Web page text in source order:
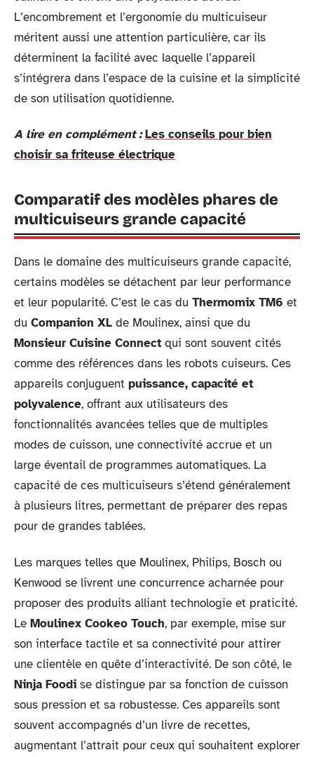
L’encombrement et l’ergonomie du multicuiseur
méritent aussi une attention particulière, car ils
déterminent la facilité avec laquelle l’appareil
s’intégrera dans l’espace de la cuisine et la simplicité
de son utilisation quotidienne.
A lire en complément : Les conseils pour bien
choisir sa friteuse électrique
Comparatif des modèles phares de
multicuiseurs grande capacité
Dans le domaine des multicuiseurs grande capacité,
certains modèles se détachent par leur performance
et leur popularité. C’est le cas du Thermomix TM6 et
du Companion XL de Moulinex, ainsi que du
Monsieur Cuisine Connect qui sont souvent cités
comme des références dans les robots cuiseurs. Ces
appareils conjuguent puissance, capacité et
polyvalence, offrant aux utilisateurs des
fonctionnalités avancées telles que de multiples
modes de cuisson, une connectivité accrue et un
large éventail de programmes automatiques. La
capacité de ces multicuiseurs s’étend généralement
à plusieurs litres, permettant de préparer des repas
pour de grandes tablées.
Les marques telles que Moulinex, Philips, Bosch ou
Kenwood se livrent une concurrence acharnée pour
proposer des produits alliant technologie et praticité.
Le Moulinex Cookeo Touch, par exemple, mise sur
son interface tactile et sa connectivité pour attirer
une clientèle en quête d’interactivité. De son côté, le
Ninja Foodi se distingue par sa fonction de cuisson
sous pression et sa robustesse. Ces appareils sont
souvent accompagnés d’un livre de recettes,
augmentant l’attrait pour ceux qui souhaitent explorer